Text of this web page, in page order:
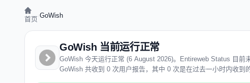
首页 GoWish
GoWish 当前运行正常
GoWish 今天运行正常 (6 August 2026)。Entireweb Status 目前
GoWish 共收到 0 次用户报告，其中 0 次是在过去一小时内收到的